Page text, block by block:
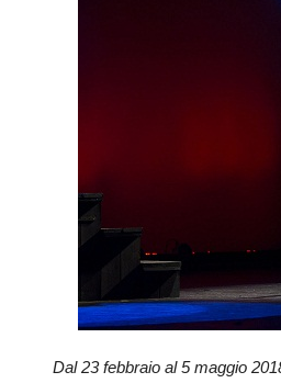
Dal 23 febbraio al 5 maggio